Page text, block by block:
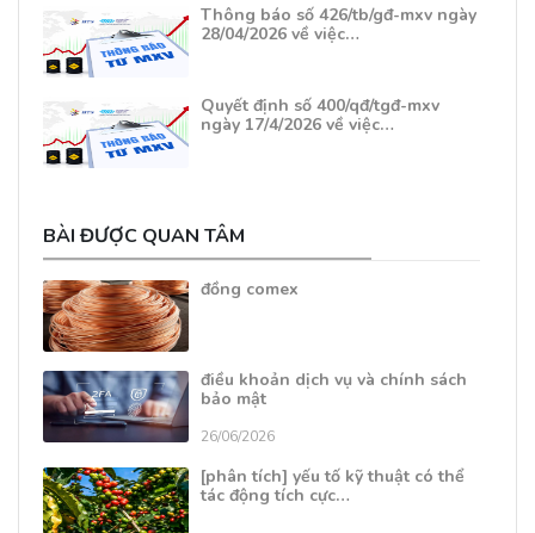
Thông báo số 426/tb/gđ-mxv ngày
28/04/2026 về việc…
Quyết định số 400/qđ/tgđ-mxv
ngày 17/4/2026 về việc…
BÀI ĐƯỢC QUAN TÂM
đồng comex
điều khoản dịch vụ và chính sách
bảo mật
26/06/2026
[phân tích] yếu tố kỹ thuật có thể
tác động tích cực…